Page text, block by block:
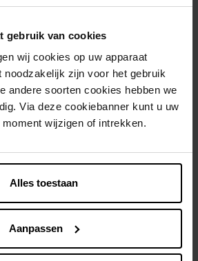
gebruik van cookies
wij cookies op uw apparaat
zijn voor het gebruik
andere soorten cookies hebben we
Via deze cookiebanner kunt u uw
wijzigen of intrekken.
Alles toestaan
Aanpassen
aankoop van min. 35€.
winkelpunt
24u